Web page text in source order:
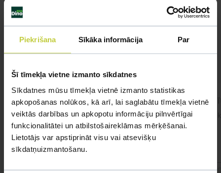
Piekrišana Sīkāka informācija Par
Šī tīmekļa vietne izmanto sīkdatnes
Sīkdatnes mūsu tīmekļa vietnē izmanto statistikas
apkopošanas nolūkos, kā arī, lai saglabātu tīmekļa vietnē
veiktās darbības un apkopotu informāciju pilnvērtīgai
funkcionalitātei un atbilstošaireklāmas mērķēšanai.
Lietotājs var apstiprināt visu vai atsevišķu
sīkdatņuizmantošanu.
Līdzīgi jautājumi
Mūsu eksperti spēs atbildēt uz jebkuru Jūsu jautājumu
cīnītājzivtiņa.
#cinitajzivtina Sveiki! Pie mums viņa jau ir
gandrīz 2 gadus. Apetīte ir, ēd 1x dienā,
dažreiz 2x dienā.
#cinitajzivtina